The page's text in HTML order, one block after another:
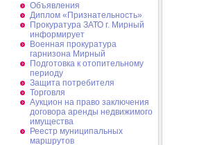
Объявления
Диплом «Признательность»
Прокуратура ЗАТО г. Мирный
информирует
Военная прокуратура
гарнизона Мирный
Подготовка к отопительному
периоду
Защита потребителя
Торговля
Аукцион на право заключения
договора аренды недвижимого
имущества
Реестр муниципальных
маршрутов